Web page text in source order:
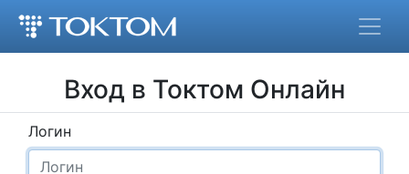
Вход в Токтом Онлайн
Логин